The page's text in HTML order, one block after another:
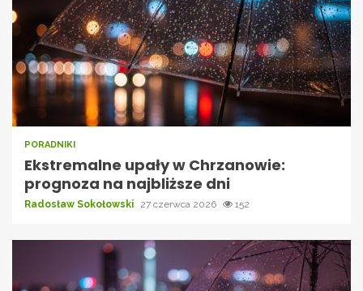
PORADNIKI
Ekstremalne upały w Chrzanowie:
prognoza na najbliższe dni
Radosław Sokołowski 27 czerwca 2026 152